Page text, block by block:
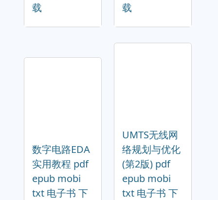
载
载
数字电路EDA
实用教程 pdf
epub mobi
txt 电子书 下
UMTS无线网
络规划与优化
(第2版) pdf
epub mobi
txt 电子书 下